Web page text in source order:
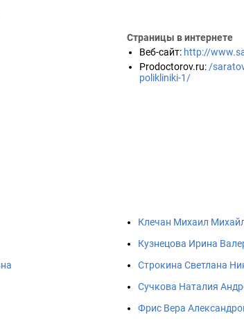
Страницы в интернете
Веб-сайт: http://
Prodoctorov.ru: /
polikliniki-1/
Клечан Михаил
Кузнецова Ирина
Строкина Светлана
Сучкова Наталия
Фрис Вера